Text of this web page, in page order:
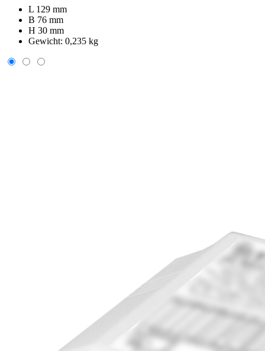
L 129 mm
B 76 mm
H 30 mm
Gewicht: 0,235 kg